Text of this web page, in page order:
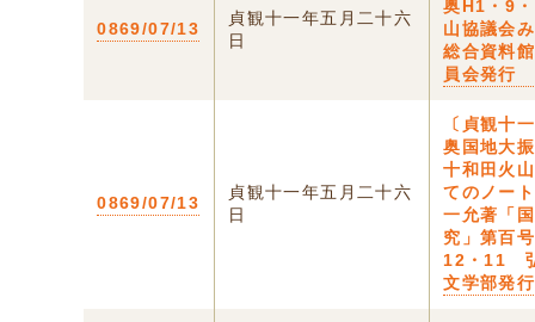
0869/07/13
貞観十一年五月二十六
日
奥H1・9
山協議会
総合資料
員会発行
0869/07/13
貞観十一年五月二十六
日
〔貞観十
奥国地大
十和田火
てのノー
一允著「
究」第百
12・11
文学部発行